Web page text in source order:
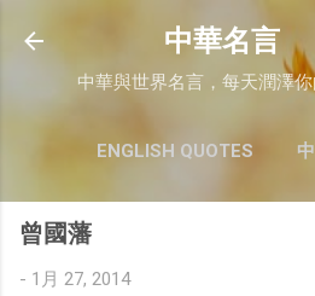
跳至主要內容
中華名言
中華與世界名言，每天潤澤
ENGLISH QUOTES
曾國藩
- 1月 27, 2014